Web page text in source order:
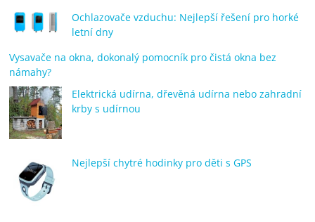
Ochlazovače vzduchu: Nejlepší řešení pro horké
letní dny
Vysavače na okna, dokonalý pomocník pro čistá okna bez
námahy?
Elektrická udírna, dřevěná udírna nebo zahradní
krby s udírnou
Nejlepší chytré hodinky pro děti s GPS